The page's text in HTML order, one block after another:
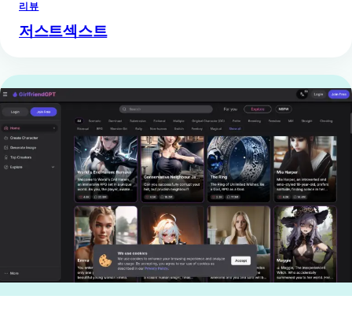
리뷰
저스트섹스트